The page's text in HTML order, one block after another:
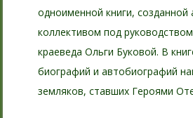
одноименной книги, созданной
коллективом под
краеведа Ольги Буковой. В
биографий и автобиографий
земляков, ставших Героями